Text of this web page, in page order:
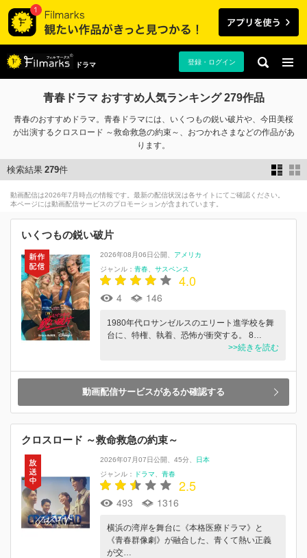
ドラマ 登録・ログイン
青春ドラマ おすすめ人気ランキング 279作品
青春のおすすめドラマ。青春ドラマには、いくつもの鋭い破片や、今田美桜
が出演するクロスロード ～救命救急の約束～、おつかれさまなどの作品があ
ります。
検索結果 279件
動画配信は2026年7月時点の情報です。最新の配信状況は各サイトにてご確認ください。
本ページには動画配信サービスのプロモーションが含まれています。
いくつもの鋭い破片
2026年08月06日公開
アメリカ
ジャンル： 青春 サスペンス
4.0
4 146
1980年代ロサンゼルスのエリート進学校を舞
台に、特権、執着、恐怖が衝突する。 8…
>>続きを読む
動画配信サービスがあるか確認する
クロスロード ～救命救急の約束～
2026年07月07日公開 45分
日本
ジャンル：
ドラマ 青春
2.5
493 1316
横浜の湾岸を舞台に《本格医療ドラマ》と
《青春群像劇》が融合した、青くて熱い正義
が交…